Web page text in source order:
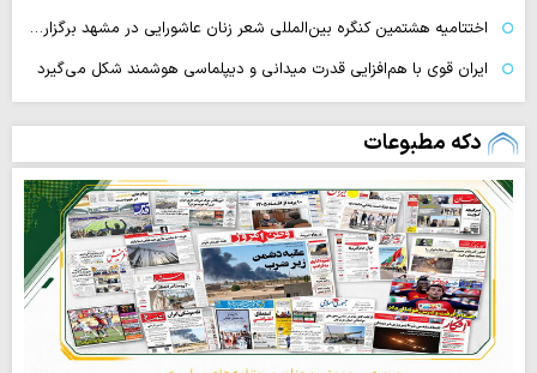
اختتامیه هشتمین کنگره بین‌المللی شعر زنان عاشورایی در مشهد برگزار…
ایران قوی با هم‌افزایی قدرت میدانی و دیپلماسی هوشمند شکل می‌گیرد
دکه مطبوعات